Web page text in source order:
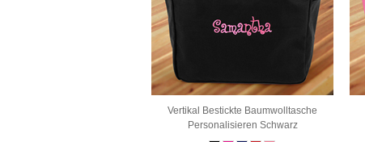
Vertikal Bestickte Baumwolltasche
Personalisieren Schwarz